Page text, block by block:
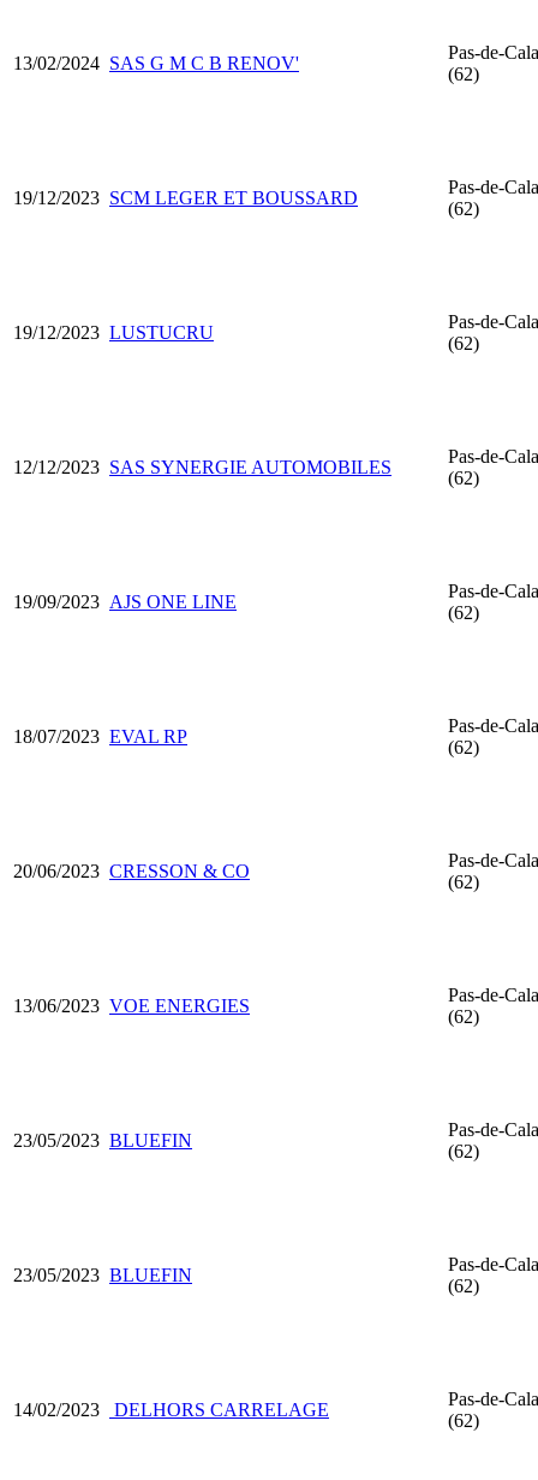
13/02/2024 SAS G M C B RENOV'
Pas-de-
(62)
19/12/2023 SCM LEGER ET BOUSSARD
Pas-de-
(62)
19/12/2023 LUSTUCRU
Pas-de-
(62)
12/12/2023 SAS SYNERGIE AUTOMOBILES
Pas-de-
(62)
19/09/2023 AJS ONE LINE
Pas-de-
(62)
18/07/2023 EVAL RP
Pas-de-
(62)
20/06/2023 CRESSON & CO
Pas-de-
(62)
13/06/2023 VOE ENERGIES
Pas-de-
(62)
23/05/2023 BLUEFIN
Pas-de-
(62)
23/05/2023 BLUEFIN
Pas-de-
(62)
14/02/2023 DELHORS CARRELAGE
Pas-de-
(62)